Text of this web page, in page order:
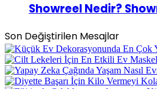
Showreel Nedir?
Son Değiştirilen Mesajlar